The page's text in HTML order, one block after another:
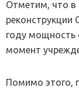
Отметим, что в
реконструкции
году мощность
момент
Помимо этого,